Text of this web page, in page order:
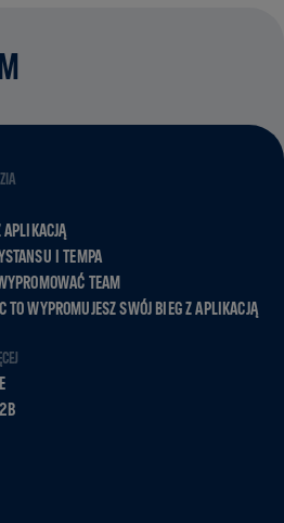
APLIKACJĄ
I TEMPA
TEAM
TO WYPROMUJESZ SWÓJ BIEG Z APLIKACJĄ